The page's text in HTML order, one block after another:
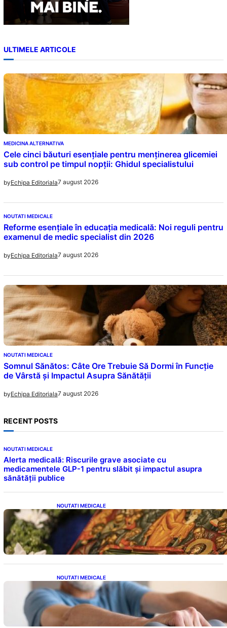
ULTIMELE ARTICOLE
MEDICINA ALTERNATIVA
Cele cinci băuturi esențiale pentru menținerea glicemiei
sub control pe timpul nopții: Ghidul specialistului
byEchipa Editoriala7 august 2026
NOUTATI MEDICALE
Reforme esențiale în educația medicală: Noi reguli pentru
examenul de medic specialist din 2026
byEchipa Editoriala7 august 2026
NOUTATI MEDICALE
Somnul Sănătos: Câte Ore Trebuie Să Dormi în Funcție
de Vârstă și Impactul Asupra Sănătății
byEchipa Editoriala7 august 2026
RECENT POSTS
NOUTATI MEDICALE
Alerta medicală: Riscurile grave asociate cu
medicamentele GLP-1 pentru slăbit și impactul asupra
sănătății publice
NOUTATI MEDICALE
Postul Adormirii Maicii Domnului: Tradiții,
Superstiții și Implicații Spiritualitate în 2026
NOUTATI MEDICALE
Îmbunătățirea sănătății cardiovasculare:
Patru exerciții simple pentru reducerea
tensiunii arteriale la domiciliu